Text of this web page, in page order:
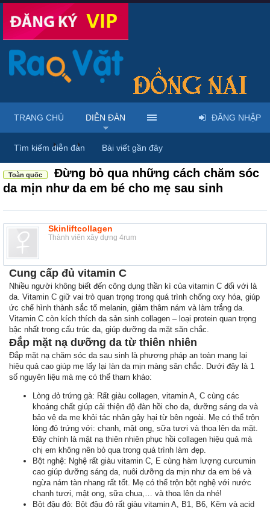
Diễn đàn ... Mỹ phẩm & spa làm đẹp tại Đồng Nai
Toàn quốc
Đừng bỏ qua những cách chăm sóc
da mịn như da em bé cho mẹ sau sinh
Skinliftcollagen
Thành viên xây dựng 4rum
Cung cấp đủ vitamin C
Nhiều người không biết đến công dụng thần kì của vitamin C đối với là
da. Vitamin C giữ vai trò quan trọng trong quá trình chống oxy hóa, giúp
ức chế hình thành sắc tố melanin, giảm thâm nám và làm trắng da.
Vitamin C còn kích thích da sản sinh collagen – loại protein quan trọng
bậc nhất trong cấu trúc da, giúp dưỡng da mặt săn chắc.
Đắp mặt nạ dưỡng da từ thiên nhiên
Đắp mặt nạ chăm sóc da sau sinh là phương pháp an toàn mang lại
hiệu quả cao giúp mẹ lấy lại làn da mịn màng săn chắc. Dưới đây là 1
số nguyên liệu mà mẹ có thể tham khảo:
Lòng đỏ trứng gà: Rất giàu collagen, vitamin A, C cùng các
khoáng chất giúp cải thiện độ đàn hồi cho da, dưỡng sáng da và
bảo vệ da mẹ khỏi tác nhân gây hại từ bên ngoài. Mẹ có thể trộn
lòng đỏ trứng với: chanh, mật ong, sữa tươi và thoa lên da mặt.
Đây chính là mặt nạ thiên nhiên phục hồi collagen hiệu quả mà
chị em không nên bỏ qua trong quá trình làm đẹp.
Bột nghệ: Nghệ rất giàu vitamin C, E cùng hàm lượng curcumin
cao giúp dưỡng sáng da, nuôi dưỡng da mịn như da em bé và
ngừa nám tàn nhang rất tốt. Mẹ có thể trộn bột nghệ với nước
chanh tươi, mật ong, sữa chua,… và thoa lên da nhé!
Bột đậu đỏ: Bột đậu đỏ rất giàu vitamin A, B1, B6, Kẽm và acid
TRANG CHỦ DIỄN ĐÀN
Tìm kiếm diễn đàn Bài viết gần đây
ĐĂNG NHẬP